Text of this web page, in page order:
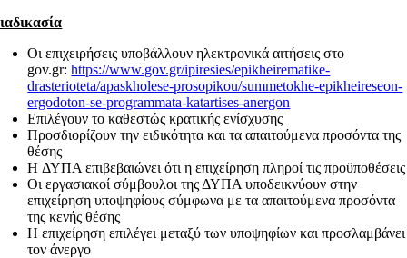
Οι επιχειρήσεις υποβάλλουν ηλεκτρονικά αιτήσεις στο
gov.gr:https://www.gov.gr/ipiresies/epikheirematike-
drasterioteta/apaskholese-prosopikou/summetokhe-epikheireseon-
ergodoton-se-programmata-katartises-anergon
Επιλέγουν το καθεστώς κρατικής ενίσχυσης
Προσδιορίζουν την ειδικότητα και τα απαιτούμενα προσόντα της
θέσης
H ΔΥΠΑ επιβεβαιώνει ότι η επιχείρηση πληροί τις προϋποθέσεις
Οι εργασιακοί σύμβουλοι της ΔΥΠΑ υποδεικνύουν στην
επιχείρηση υποψηφίους σύμφωνα με τα απαιτούμενα προσόντα
της κενής θέσης
Η επιχείρηση επιλέγει μεταξύ των υποψηφίων και προσλαμβάνει
τον άνεργο